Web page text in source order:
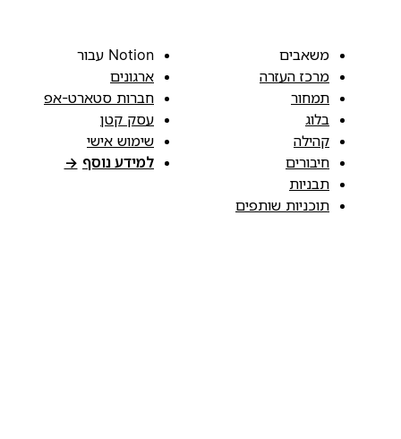
משאבים
מרכז העזרה
תמחור
בלוג
קהילה
חיבורים
תבניות
תוכניות שותפים
Notion עבור
ארגונים
חברות סטארט-אפ
עסק קטן
שימוש אישי
למידע נוסף →